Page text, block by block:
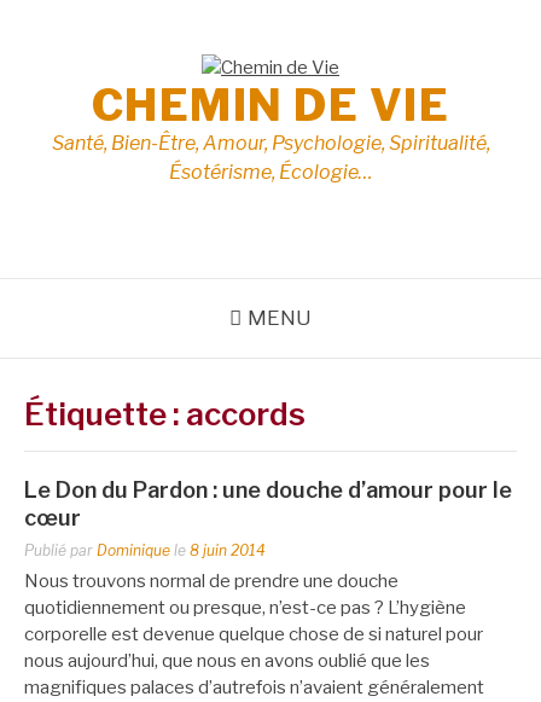
CHEMIN DE VIE
Santé, Bien-Être, Amour, Psychologie, Spiritualité,
Ésotérisme, Écologie…
MENU
Étiquette : accords
Le Don du Pardon : une douche d’amour pour le
cœur
Publié par Dominique le 8 juin 2014
Nous trouvons normal de prendre une douche
quotidiennement ou presque, n’est-ce pas ? L’hygiène
corporelle est devenue quelque chose de si naturel pour
nous aujourd’hui, que nous en avons oublié que les
magnifiques palaces d’autrefois n’avaient généralement